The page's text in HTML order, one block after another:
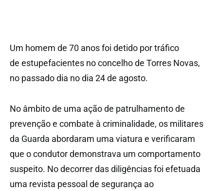
Um homem de 70 anos foi detido por tráfico
de estupefacientes no concelho de Torres Novas,
no passado dia no dia 24 de agosto.
No âmbito de uma ação de patrulhamento de
prevenção e combate à criminalidade, os militares
da Guarda abordaram uma viatura e verificaram
que o condutor demonstrava um comportamento
suspeito. No decorrer das diligências foi efetuada
uma revista pessoal de segurança ao